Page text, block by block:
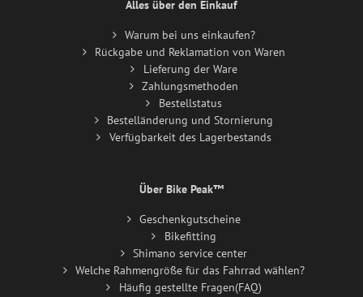
Alles über den Einkauf
Warum bei uns einkaufen?
Rückgabe und Reklamation von Waren
Lieferung der Ware
Zahlungsmethoden
Bestellstatus
Bestelländerung und Stornierung
Verfügbarkeit des Lagerbestands
Über Bike Peak™
Geschenkgutscheine
Bikefitting
Shimano service center
Welche Rahmengröße für das Fahrrad wählen?
Häufig gestellte Fragen(FAQ)